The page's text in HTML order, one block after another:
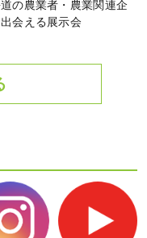
の農業者・農業関連企
会える展示会